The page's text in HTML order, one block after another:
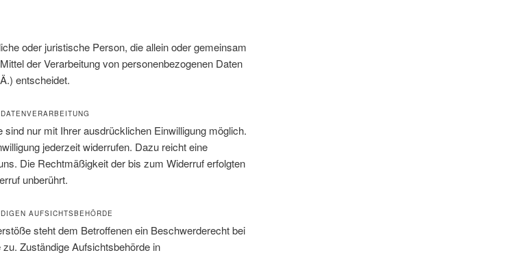
oder juristische Person, die allein oder gemeinsam
der Verarbeitung von personenbezogenen Daten
entscheidet.
nur mit Ihrer ausdrücklichen Einwilligung möglich.
jederzeit widerrufen. Dazu reicht eine
Die Rechtmäßigkeit der bis zum Widerruf erfolgten
unberührt.
AUFSICHTSBEHÖRDE
steht dem Betroffenen ein Beschwerderecht bei
Zuständige Aufsichtsbehörde in